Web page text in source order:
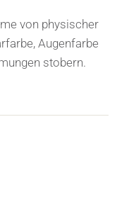
von physischer
Augenfarbe
stobern.